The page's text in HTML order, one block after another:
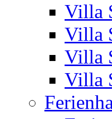
Villa
Villa
Villa
Villa